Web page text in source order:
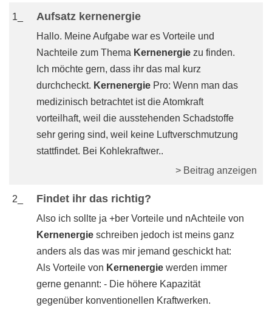
1_ Aufsatz kernenergie
Hallo. Meine Aufgabe war es Vorteile und
Nachteile zum Thema Kernenergie zu finden.
Ich möchte gern, dass ihr das mal kurz
durchcheckt. Kernenergie Pro: Wenn man das
medizinisch betrachtet ist die Atomkraft
vorteilhaft, weil die ausstehenden Schadstoffe
sehr gering sind, weil keine Luftverschmutzung
stattfindet. Bei Kohlekraftwer..
> Beitrag anzeigen
2_ Findet ihr das richtig?
Also ich sollte ja +ber Vorteile und nAchteile von
Kernenergie schreiben jedoch ist meins ganz
anders als das was mir jemand geschickt hat:
Als Vorteile von Kernenergie werden immer
gerne genannt: - Die höhere Kapazität
gegenüber konventionellen Kraftwerken.